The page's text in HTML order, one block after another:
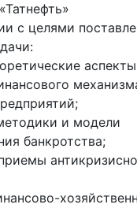
с целями
аспекты
и модели
банкротства;